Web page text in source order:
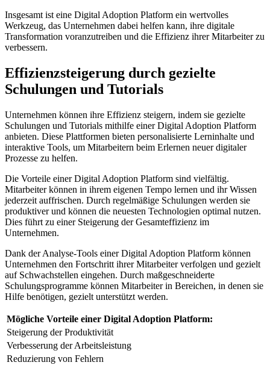
Insgesamt⁢ ist eine Digital Adoption Platform ein wertvolles
Werkzeug, das Unternehmen dabei helfen kann, ihre digitale⁢
Transformation voranzutreiben und die Effizienz ihrer Mitarbeiter zu
verbessern.
Effizienzsteigerung durch gezielte
Schulungen und Tutorials
Unternehmen können ihre Effizienz steigern, indem sie gezielte⁤
Schulungen und Tutorials‍ mithilfe einer Digital Adoption Platform
anbieten. Diese Plattformen bieten personalisierte Lerninhalte und
interaktive Tools, um Mitarbeitern beim Erlernen neuer digitaler
Prozesse zu helfen.
Die⁤ Vorteile⁤ einer ‍Digital Adoption Platform sind ⁤vielfältig.
Mitarbeiter⁣ können in ihrem eigenen Tempo⁤ lernen und ihr ⁢Wissen
jederzeit auffrischen. Durch regelmäßige Schulungen werden‌ sie
produktiver und können die neuesten Technologien optimal⁣ nutzen.
Dies führt zu einer Steigerung​ der Gesamteffizienz im
Unternehmen.
Dank der Analyse-Tools ⁣einer Digital Adoption Platform können
Unternehmen den Fortschritt ihrer Mitarbeiter verfolgen und⁣ gezielt
auf Schwachstellen eingehen. Durch⁤ maßgeschneiderte
Schulungsprogramme können Mitarbeiter in⁣ Bereichen, in denen sie
Hilfe⁣ benötigen, gezielt​ unterstützt werden.
Mögliche Vorteile einer ⁤Digital Adoption Platform:
Steigerung der Produktivität
Verbesserung der Arbeitsleistung
Reduzierung von Fehlern